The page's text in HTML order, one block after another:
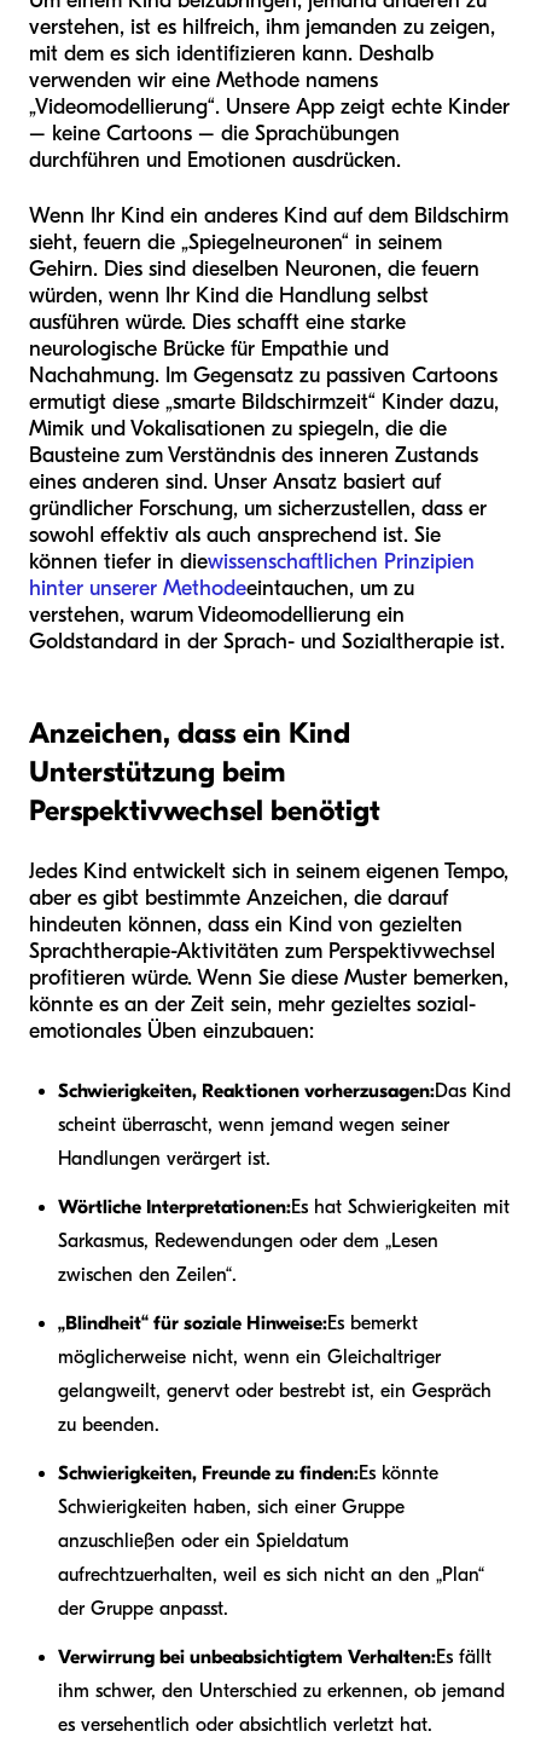
verstehen, ist es hilfreich, ihm jemanden zu zeigen,
mit dem es sich identifizieren kann. Deshalb
verwenden wir eine Methode namens
„Videomodellierung“. Unsere App zeigt echte Kinder
– keine Cartoons – die Sprachübungen
durchführen und Emotionen ausdrücken.
Wenn Ihr Kind ein anderes Kind auf dem Bildschirm
sieht, feuern die „Spiegelneuronen“ in seinem
Gehirn. Dies sind dieselben Neuronen, die feuern
würden, wenn Ihr Kind die Handlung selbst
ausführen würde. Dies schafft eine starke
neurologische Brücke für Empathie und
Nachahmung. Im Gegensatz zu passiven Cartoons
ermutigt diese „smarte Bildschirmzeit“ Kinder dazu,
Mimik und Vokalisationen zu spiegeln, die die
Bausteine zum Verständnis des inneren Zustands
eines anderen sind. Unser Ansatz basiert auf
gründlicher Forschung, um sicherzustellen, dass er
sowohl effektiv als auch ansprechend ist. Sie
können tiefer in diewissenschaftlichen Prinzipien
hinter unserer Methodeeintauchen, um zu
verstehen, warum Videomodellierung ein
Goldstandard in der Sprach- und Sozialtherapie ist.
Anzeichen, dass ein Kind
Unterstützung beim
Perspektivwechsel benötigt
Jedes Kind entwickelt sich in seinem eigenen Tempo,
aber es gibt bestimmte Anzeichen, die darauf
hindeuten können, dass ein Kind von gezielten
Sprachtherapie-Aktivitäten zum Perspektivwechsel
profitieren würde. Wenn Sie diese Muster bemerken,
könnte es an der Zeit sein, mehr gezieltes sozial-
emotionales Üben einzubauen:
Schwierigkeiten, Reaktionen vorherzusagen:Das Kind
scheint überrascht, wenn jemand wegen seiner
Handlungen verärgert ist.
Wörtliche Interpretationen:Es hat Schwierigkeiten mit
Sarkasmus, Redewendungen oder dem „Lesen
zwischen den Zeilen“.
„Blindheit“ für soziale Hinweise:Es bemerkt
möglicherweise nicht, wenn ein Gleichaltriger
gelangweilt, genervt oder bestrebt ist, ein Gespräch
zu beenden.
Schwierigkeiten, Freunde zu finden:Es könnte
Schwierigkeiten haben, sich einer Gruppe
anzuschließen oder ein Spieldatum
aufrechtzuerhalten, weil es sich nicht an den „Plan“
der Gruppe anpasst.
Verwirrung bei unbeabsichtigtem Verhalten:Es fällt
ihm schwer, den Unterschied zu erkennen, ob jemand
es versehentlich oder absichtlich verletzt hat.